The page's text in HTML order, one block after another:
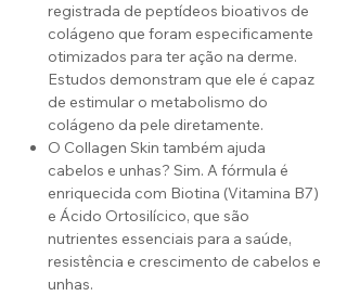
registrada de peptídeos bioativos de
colágeno que foram especificamente
otimizados para ter ação na derme.
Estudos demonstram que ele é capaz
de estimular o metabolismo do
colágeno da pele diretamente.
O Collagen Skin também ajuda
cabelos e unhas? Sim. A fórmula é
enriquecida com Biotina (Vitamina B7)
e Ácido Ortosilícico, que são
nutrientes essenciais para a saúde,
resistência e crescimento de cabelos e
unhas.